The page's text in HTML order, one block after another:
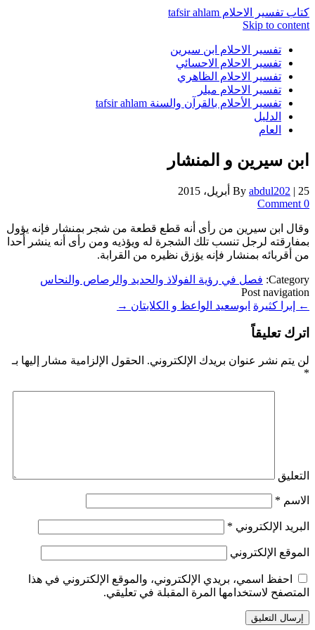
كتاب تفسير الاحلام tafsir ahlam
Skip to content
تفسير الاحلام ابن سيرين
تفسير الاحلام الاحسائي
تفسير الاحلام الظاهري
تفسير الاحلام ميلر
تفسير الأحلام بالقرآن والسنة tafsir ahlam
الدليل
العام
ابن سيرين و المنشار
By abdul202 | 25 أبريل، 2015
0 Comment
وقال ابن سيرين من رأى أنه قطع قطعة من شجر بمنشار فإنه يؤول
بمفارقته لرجل تنسب تلك الشجرة له ويؤذيه ومن رأى أنه ينشر أحدا
من أقربائه بمنشار فإنه يؤزق نظيره من القرابة.
Category: فصل في رؤية الفولاذ والحديد والرصاص والنحاس
Post navigation
←
إبرا كثيرة ابوسعيد الواعظ و الكلابتان →
اترك تعليقاً
لن يتم نشر عنوان بريدك الإلكتروني. الحقول الإلزامية مشار إليها بـ
*
التعليق
الاسم *
البريد الإلكتروني *
الموقع الإلكتروني
احفظ اسمي، بريدي الإلكتروني، والموقع الإلكتروني في هذا
المتصفح لاستخدامها المرة المقبلة في تعليقي.